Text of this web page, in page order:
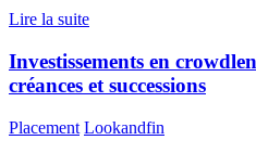
Lire la suite
Investissements en
créances et successions
Placement Lookandfin